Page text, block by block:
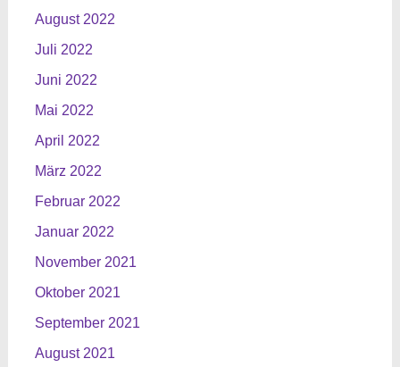
August 2022
Juli 2022
Juni 2022
Mai 2022
April 2022
März 2022
Februar 2022
Januar 2022
November 2021
Oktober 2021
September 2021
August 2021